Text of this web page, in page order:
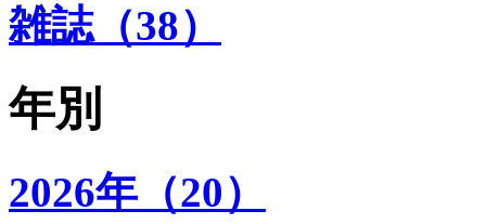
雑誌（38）
年別
2026年（20）